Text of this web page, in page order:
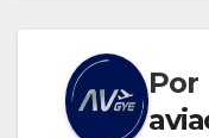
Por